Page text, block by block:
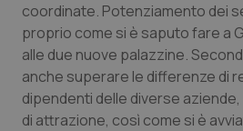
Toscana
Umbria
Valle D’Aosta
Obesità
Oftalmologia
Oncodermatologia
coordinate. Potenziamento dei
proprio come si è saputo fare a
alle due nuove palazzine.
anche superare le differenze di
dipendenti delle diverse
di attrazione, così come si è